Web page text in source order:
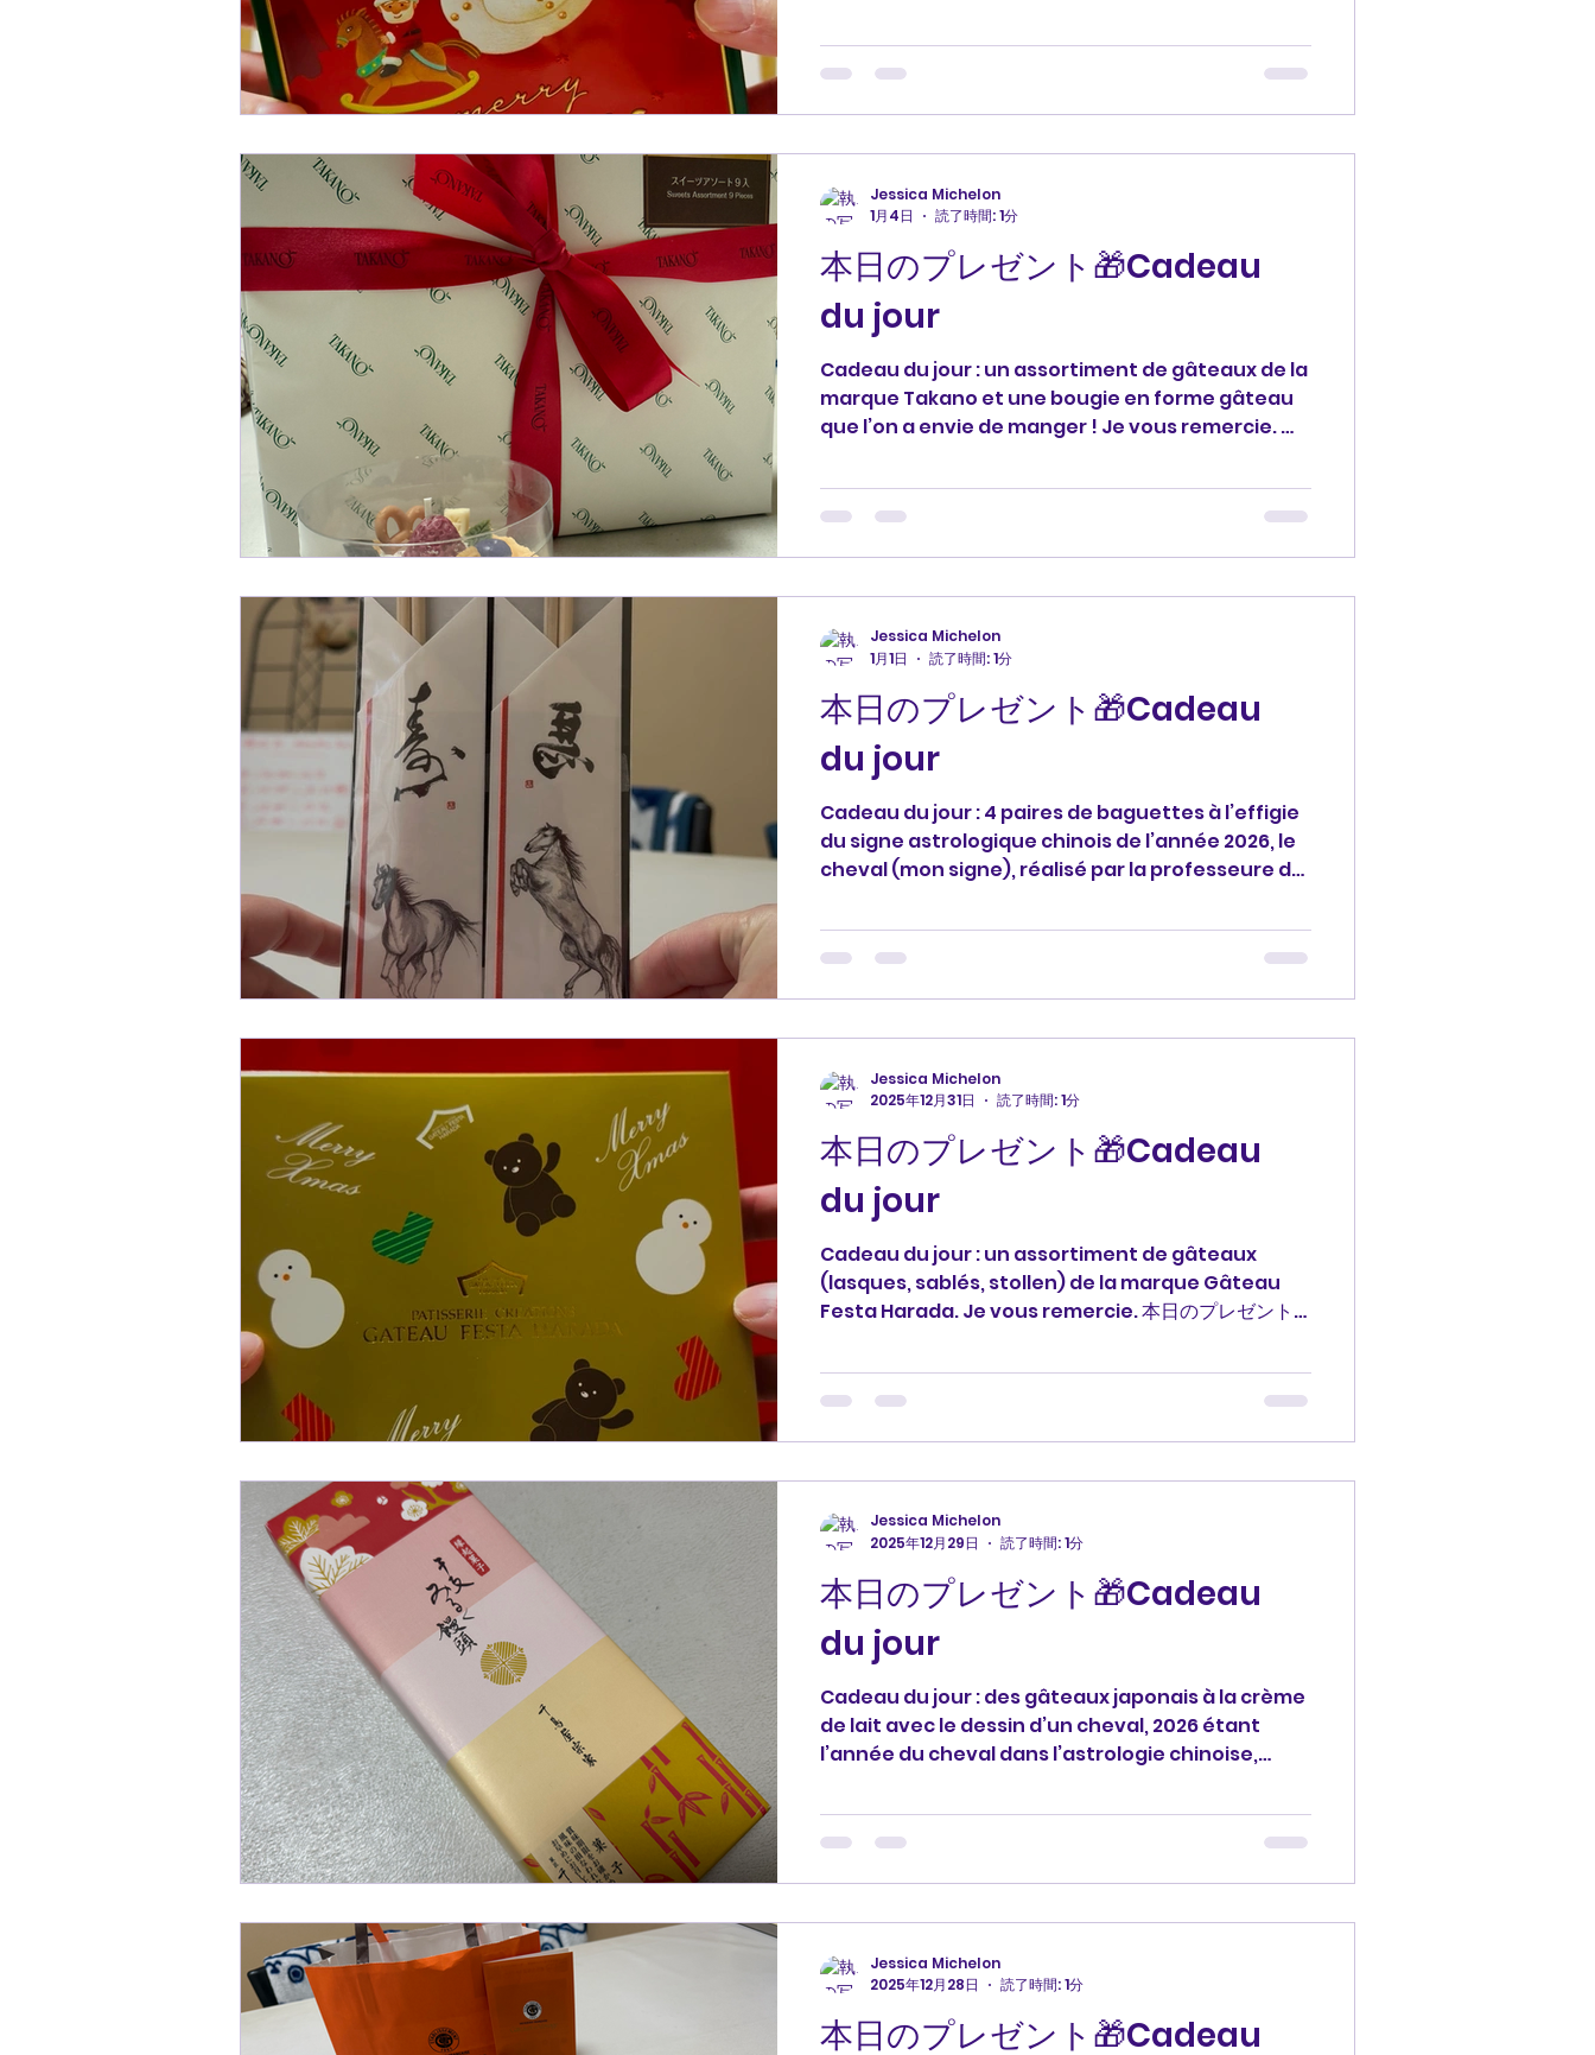
ございます。 #プレゼント #cadeau #ありがとう
#merci #francais フランス語 profjessica
本日のプレゼント🎁Cadeau
du jour
Cadeau du jour : un assortiment de gâteaux de la
marque Takano et une bougie en forme gâteau
que l’on a envie de manger ! Je vous remercie. 本
と、食べてしまいそうなタルト型キャンドルです！ どう
もありがとうございます。 #プレゼント #cadeau #あ
Jessica Michelon
1月4日
読了時間: 1分
本日のプレゼント🎁Cadeau
du jour
Cadeau du jour : 4 paires de baguettes à l’effigie
du signe astrologique chinois de l’année 2026, le
cheval (mon signe), réalisé par la professeure de
remercie. 本日のプレゼント🎁: 生徒さんの書道の先生が
作ってくれた、2026年の干支「午（うま）」（私の干
#merci #francais フランス語 profjessica
Jessica Michelon
1月1日
読了時間: 1分
本日のプレゼント🎁Cadeau
du jour
Cadeau du jour : un assortiment de gâteaux
(lasques, sablés, stollen) de la marque Gâteau
Festa Harada. Je vous remercie. 本日のプレゼント
ブレ、シュトーレン）の詰め合わせです。 どうもありが
とうございます。 #プレゼント #cadeau #ありがとう
Jessica Michelon
2025年12月31日
読了時間: 1分
本日のプレゼント🎁Cadeau
du jour
Cadeau du jour : des gâteaux japonais à la crème
de lait avec le dessin d’un cheval, 2026 étant
l’année du cheval dans l’astrologie chinoise,
ゼント🎁: 馬をデザインした日本のミルククリーム和菓子
です。2026年は中国の占星術では馬年。大阪のお土産で
語 #profjessica #cheval #osaka #大阪 馬
Jessica Michelon
2025年12月29日
読了時間: 1分
本日のプレゼント🎁Cadeau
Jessica Michelon
2025年12月28日
読了時間: 1分